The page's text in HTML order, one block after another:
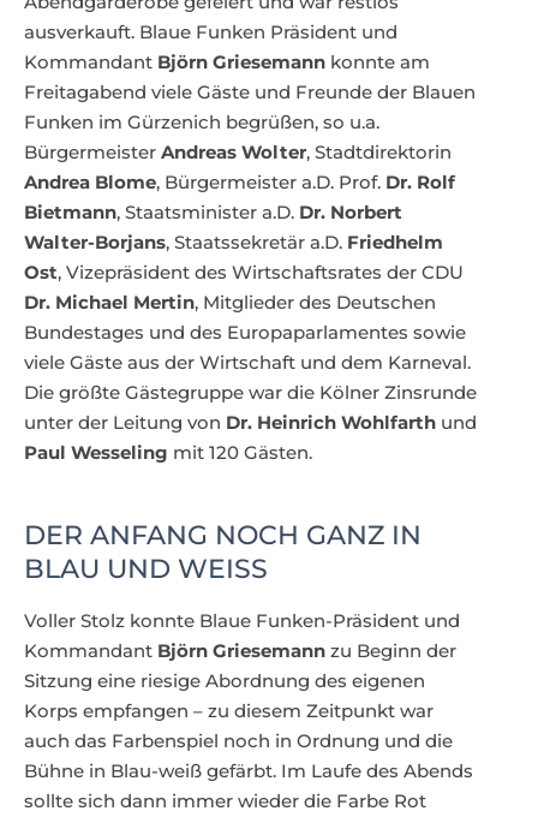
ausverkauft. Blaue Funken Präsident und
Kommandant Björn Griesemann konnte am
Freitagabend viele Gäste und Freunde der Blauen
Funken im Gürzenich begrüßen, so u.a.
Bürgermeister Andreas Wolter, Stadtdirektorin
Andrea Blome, Bürgermeister a.D. Prof. Dr. Rolf
Bietmann, Staatsminister a.D. Dr. Norbert
Walter-Borjans, Staatssekretär a.D. Friedhelm
Ost, Vizepräsident des Wirtschaftsrates der CDU
Dr. Michael Mertin, Mitglieder des Deutschen
Bundestages und des Europaparlamentes sowie
viele Gäste aus der Wirtschaft und dem Karneval.
Die größte Gästegruppe war die Kölner Zinsrunde
unter der Leitung von Dr. Heinrich Wohlfarth und
Paul Wesseling mit 120 Gästen.
DER ANFANG NOCH GANZ IN
BLAU UND WEISS
Voller Stolz konnte Blaue Funken-Präsident und
Kommandant Björn Griesemann zu Beginn der
Sitzung eine riesige Abordnung des eigenen
Korps empfangen – zu diesem Zeitpunkt war
auch das Farbenspiel noch in Ordnung und die
Bühne in Blau-weiß gefärbt. Im Laufe des Abends
sollte sich dann immer wieder die Farbe Rot